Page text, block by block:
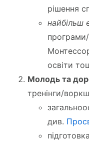
рішення
найбільш
освіти
Молодь та
тренінги/
див.